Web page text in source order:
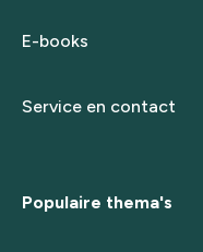
E-books
Service en contact
Populaire thema's